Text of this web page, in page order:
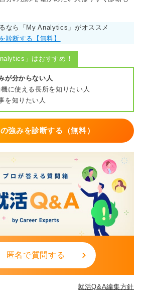
なら「My Analytics」がオススメ
診断する【無料】
」はおすすめ！
が分からない人
に使える長所を知りたい人
を知りたい人
強みを診断する（無料）
匿名で質問する
就活Q&A編集方針